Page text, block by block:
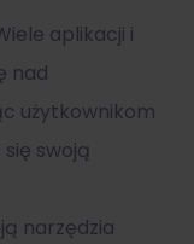
aplikacji i
nad
użytkownikom
swoją
narzędzia